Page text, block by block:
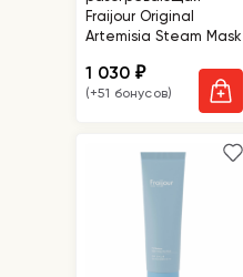
Fraijour Original
Artemisia Steam Mask
1 030₽
(+51 бонусов)